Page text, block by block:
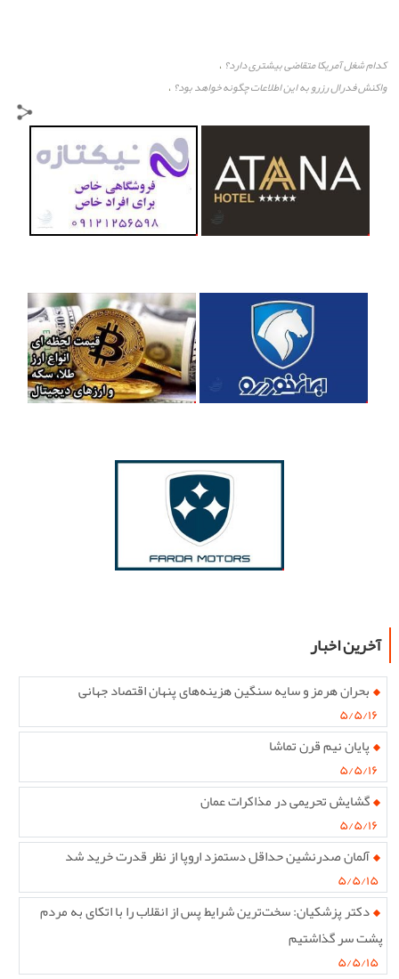
کدام شغل آمریکا متقاضی بیشتری دارد؟ ،
واکنش فدرال رزرو به این اطلاعات چگونه خواهد بود؟ ،
آخرین اخبار
بحران هرمز و سایه سنگین هزینه‌های پنهان اقتصاد جهانی
۵/۵/۱۶
پایان نیم قرن تماشا
۵/۵/۱۶
گشایش تحریمی در مذاکرات عمان
۵/۵/۱۶
آلمان صدرنشین حداقل دستمزد اروپا از نظر قدرت خرید شد
۵/۵/۱۵
دکتر پزشکیان: سخت‌ترین شرایط پس از انقلاب را با اتکای به مردم
پشت سر گذاشتیم
۵/۵/۱۵